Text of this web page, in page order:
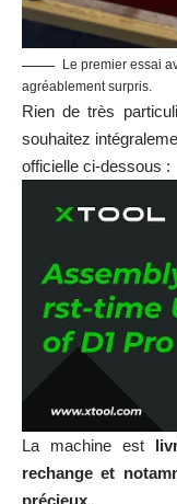
Découper une
Voici le logiciel
La machine est
Lightburn